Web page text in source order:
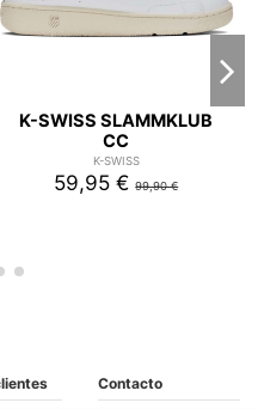
K-SWISS SLAMMKLUB
CC
K-SWISS
59,95 €99,90 €
Contacto